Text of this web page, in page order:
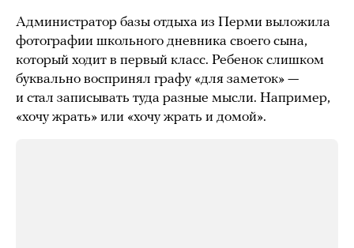
Администратор базы отдыха из Перми выложила
фотографии школьного дневника своего сына,
который ходит в первый класс. Ребенок слишком
буквально воспринял графу «для заметок» —
и стал записывать туда разные мысли. Например,
«хочу жрать» или «хочу жрать и домой».